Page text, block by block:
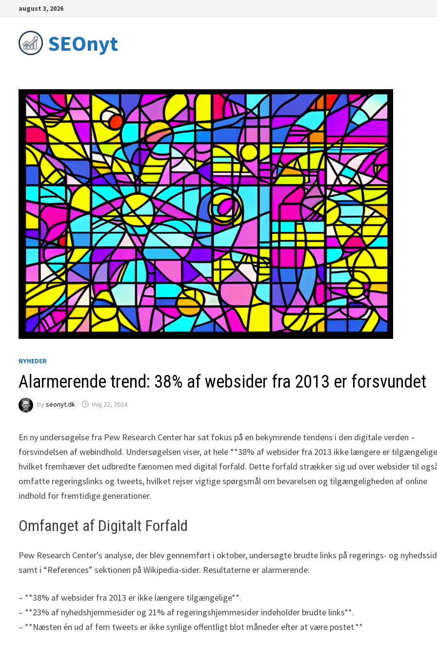
content
august 3, 2026
SEOnyt
NYHEDER
Alarmerende trend: 38% af websider fra 2013 er forsvundet
byseonyt.dk maj 22, 2024
En ny undersøgelse fra Pew Research Center har sat fokus på en bekymrende tendens i den digitale verden –
forsvindelsen af webindhold. Undersøgelsen viser, at hele **38% af websider fra 2013 ikke længere er
hvilket fremhæver det udbredte fænomen med digital forfald. Dette forfald strækker sig ud over websider til
omfatte regeringslinks og tweets, hvilket rejser vigtige spørgsmål om bevarelsen og tilgængeligheden af online
indhold for fremtidige generationer.
Omfanget af Digitalt Forfald
Pew Research Center’s analyse, der blev gennemført i oktober, undersøgte brudte links på regerings- og
samt i “References” sektionen på Wikipedia-sider. Resultaterne er alarmerende:
– **38% af websider fra 2013 er ikke længere tilgængelige**.
– **23% af nyhedshjemmesider og 21% af regeringshjemmesider indeholder brudte links**.
– **Næsten én ud af fem tweets er ikke synlige offentligt blot måneder efter at være postet.**